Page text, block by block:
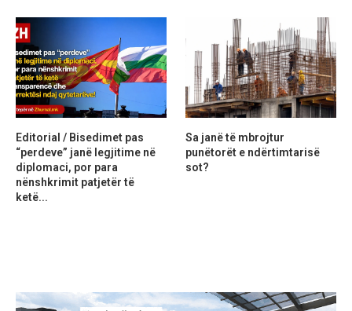
Editorial / Bisedimet pas
“perdeve” janë legjitime në
diplomaci, por para
nënshkrimit patjetër të
ketë...
Sa janë të mbrojtur
punëtorët e ndërtimtarisë
sot?